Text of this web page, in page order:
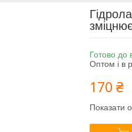
Готово до
Оптом і в
170 ₴
Показати